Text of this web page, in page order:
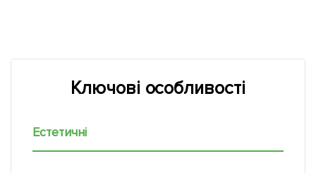
Ключові особливості
Естетичні